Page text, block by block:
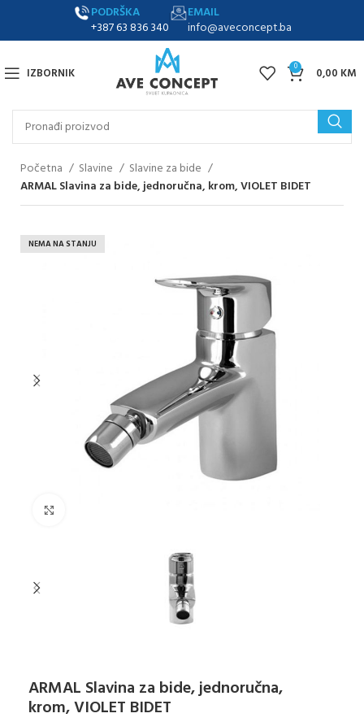
PODRŠKA
+387 63 836 340
EMAIL
info@aveconcept.ba
IZBORNIK 0 0,00 KM
Početna Slavine
Slavine za bide
ARMAL Slavina za bide, jednoručna, krom, VIOLET BIDET
NEMA NA STANJU
ARMAL Slavina za bide, jednoručna,
krom, VIOLET BIDET